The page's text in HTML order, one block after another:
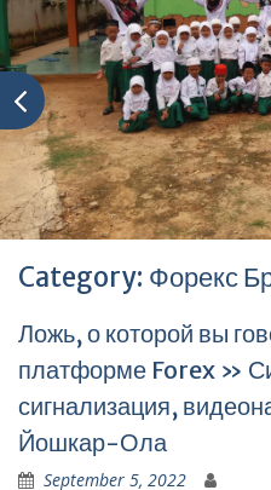
Category: Форекс
Ложь, о которой вы
платформе Forex »
сигнализация,
Йошкар-Ола
September 5, 2022